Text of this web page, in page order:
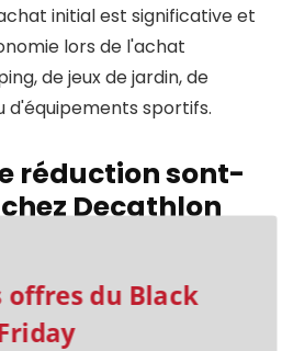
initial est significative et
lors de l'achat
de jeux de jardin, de
sportifs.
réduction sont-
Decathlon
hauts rabais chez Decathlon
passée, nous pouvons
offres du Black